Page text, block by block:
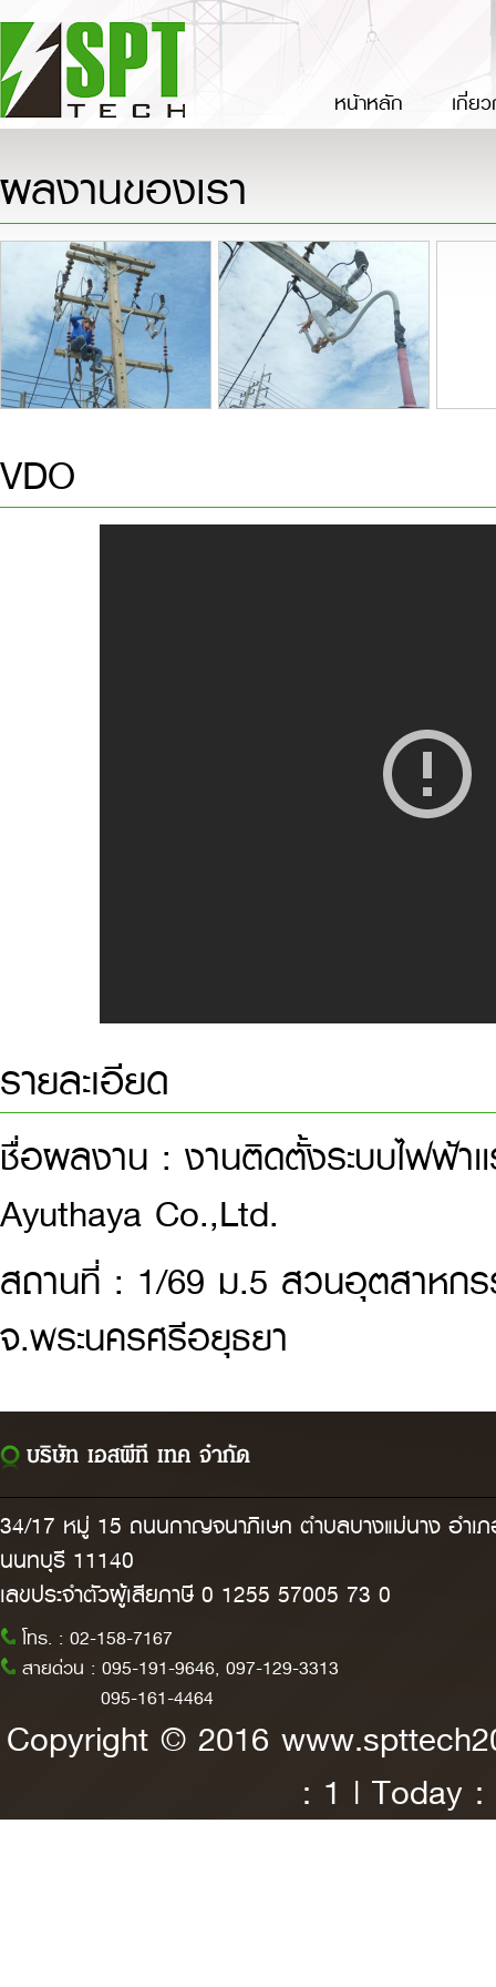
หน้าหลัก เกี่ย
ผลงานของเรา
VDO
รายละเอียด
ชื่อผลงาน : งานติดตั้งระบบไฟฟ้า
Ayuthaya Co.,Ltd.
สถานที่ : 1/69 ม.5 สวนอุตสาหก
จ.พระนครศรีอยุธยา
บริษัท เอสพีที เทค จำกัด
34/17 หมู่ 15 ถนนกาญจนาภิเษก ตำบลบางแม่นาง อำเ
นนทบุรี 11140
เลขประจำตัวผู้เสียภาษี 0 1255 57005 73 0
โทร. : 02-158-7167
สายด่วน : 095-191-9646, 097-129-3313
095-161-4464
Copyright © 2016
: 1 | Today